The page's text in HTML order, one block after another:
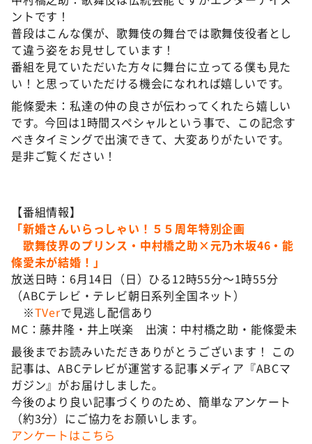
ントです！
普段はこんな僕が、歌舞伎の舞台では歌舞伎役者とし
て違う姿をお見せしています！
番組を見ていただいた方々に舞台に立ってる僕も見た
い！と思っていただける機会になれれば嬉しいです。
能條愛未：私達の仲の良さが伝わってくれたら嬉しい
です。今回は1時間スペシャルという事で、この記念す
べきタイミングで出演できて、大変ありがたいです。
是非ご覧ください！
【番組情報】
「新婚さんいらっしゃい！５５周年特別企画
歌舞伎界のプリンス・中村橋之助×元乃木坂46・能
條愛未が結婚！」
放送日時：6月14日（日）ひる12時55分～1時55分
（ABCテレビ・テレビ朝日系列全国ネット）
※TVerで見逃し配信あり
MC：藤井隆・井上咲楽 出演：中村橋之助・能條愛未
最後までお読みいただきありがとうございます！ この
記事は、ABCテレビが運営する記事メディア『ABCマ
ガジン』がお届けしました。
今後のより良い記事づくりのため、簡単なアンケート
（約3分）にご協力をお願いします。
アンケートはこちら